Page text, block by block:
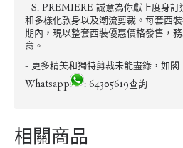
- S. PREMIERE 誠意為你獻上度身訂
和多樣化款身以及潮流剪裁。每套西
期內，現以整套西裝優惠價格發售，
意。
- 更多精美和獨特剪裁未能盡錄，如
Whatsapp
: 64305619查詢
相關商品